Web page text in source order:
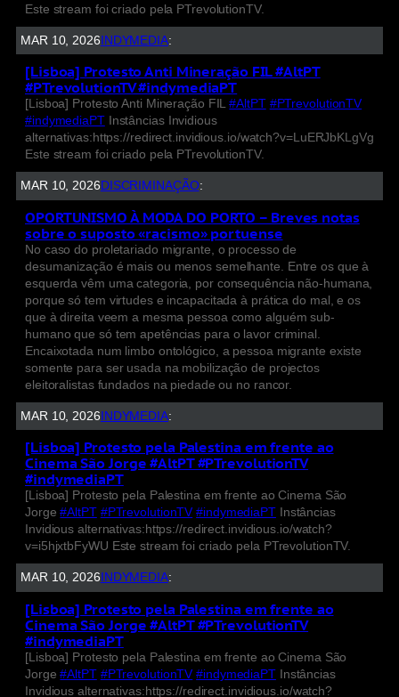
Este stream foi criado pela PTrevolutionTV.
MAR 10, 2026 INDYMEDIA:
[Lisboa] Protesto Anti Mineração FIL #AltPT
#PTrevolutionTV #indymediaPT
[Lisboa] Protesto Anti Mineração FIL#AltPT #PTrevolutionTV
#indymediaPTInstâncias Invidious
alternativas:https://redirect.invidious.io/watch?v=LuERJbKLgVg
Este stream foi criado pela PTrevolutionTV.
MAR 10, 2026 DISCRIMINAÇÃO:
OPORTUNISMO À MODA DO PORTO – Breves notas
sobre o suposto «racismo» portuense
No caso do proletariado migrante, o processo de
desumanização é mais ou menos semelhante. Entre os que à
esquerda vêm uma categoria, por consequência não-humana,
porque só tem virtudes e incapacitada à prática do mal, e os
que à direita veem a mesma pessoa como alguém sub-
humano que só tem apetências para o lavor criminal.
Encaixotada num limbo ontológico, a pessoa migrante existe
somente para ser usada na mobilização de projectos
eleitoralistas fundados na piedade ou no rancor.
MAR 10, 2026 INDYMEDIA:
[Lisboa] Protesto pela Palestina em frente ao
Cinema São Jorge #AltPT #PTrevolutionTV
#indymediaPT
[Lisboa] Protesto pela Palestina em frente ao Cinema São
Jorge#AltPT #PTrevolutionTV #indymediaPTInstâncias
Invidious alternativas:https://redirect.invidious.io/watch?
v=i5hjxtbFyWU Este stream foi criado pela PTrevolutionTV.
MAR 10, 2026 INDYMEDIA:
[Lisboa] Protesto pela Palestina em frente ao
Cinema São Jorge #AltPT #PTrevolutionTV
#indymediaPT
[Lisboa] Protesto pela Palestina em frente ao Cinema São
Jorge#AltPT #PTrevolutionTV #indymediaPTInstâncias
Invidious alternativas:https://redirect.invidious.io/watch?